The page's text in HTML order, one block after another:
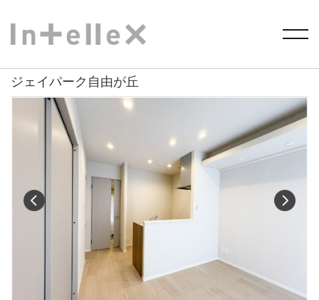
ジェイパーク自由が丘